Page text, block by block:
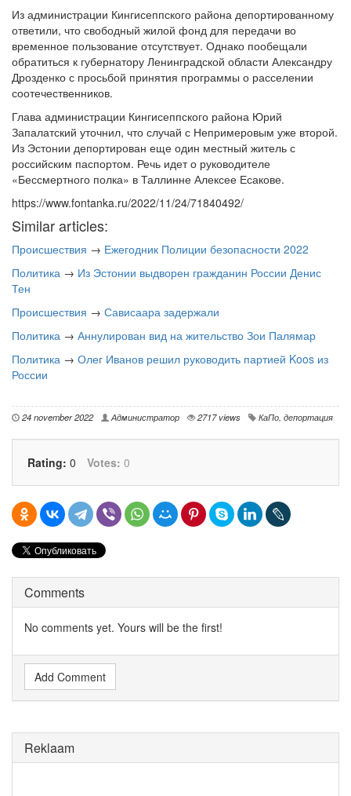
Из администрации Кингисеппского района депортированному
ответили, что свободный жилой фонд для передачи во
временное пользование отсутствует. Однако пообещали
обратиться к губернатору Ленинградской области Александру
Дрозденко с просьбой принятия программы о расселении
соотечественников.
Глава администрации Кингисеппского района Юрий
Запалатский уточнил, что случай с Непримеровым уже второй.
Из Эстонии депортирован еще один местный житель с
российским паспортом. Речь идет о руководителе
«Бессмертного полка» в Таллинне Алексее Есакове.
https://www.fontanka.ru/2022/11/24/71840492/
Similar articles:
Происшествия → Ежегодник Полиции безопасности 2022
Политика → Из Эстонии выдворен гражданин России Денис
Тен
Происшествия → Сависаара задержали
Политика → Аннулирован вид на жительство Зои Палямар
Политика → Олег Иванов решил руководить партией Koos из
России
24 november 2022 Администратор 2717 views КаПо, депортация
Rating: 0 Votes: 0
Comments
No comments yet. Yours will be the first!
Add Comment
Reklaam